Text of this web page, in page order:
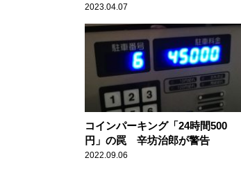
か
2023.04.07
コインパーキング「24時間500
円」の罠 辛坊治郎が警告
2022.09.06